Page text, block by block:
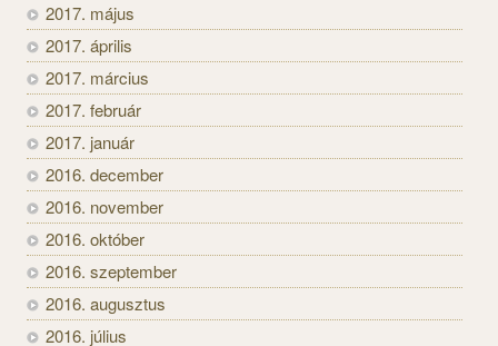
2017. május
2017. április
2017. március
2017. február
2017. január
2016. december
2016. november
2016. október
2016. szeptember
2016. augusztus
2016. július